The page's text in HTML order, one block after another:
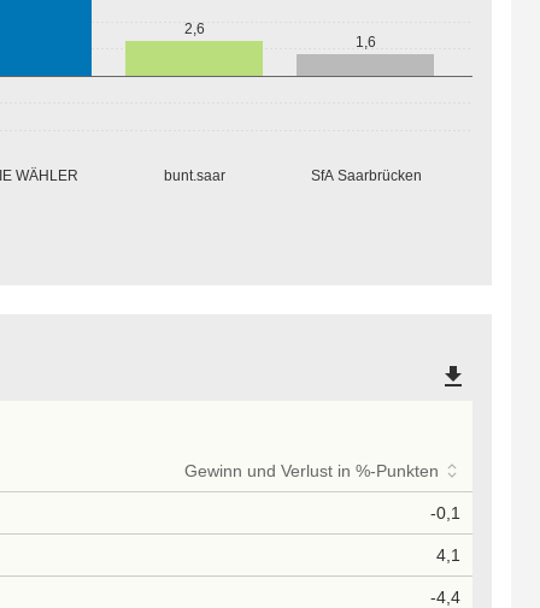
WÄHLER bunt.saar SfA Saarbrücken
2,6
1,6
file_download
Gewinn und Verlust in %-Punkten
-0,1
4,1
-4,4